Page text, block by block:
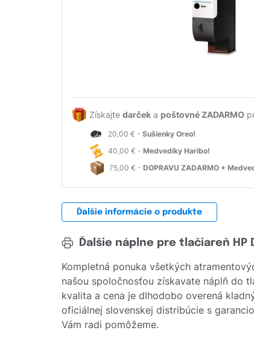
Získajte darček a poštovné ZADARMO
20,00 € - Sušienky Oreo!
40,00 € - Medvedíky Haribo!
75,00 € - DOPRAVU ZADARMO +
Ďalšie informácie o produkte
Ďalšie náplne pre tlačiareň HP
Kompletná ponuka všetkých
našou spoločnosťou získavate náplň do
kvalita a cena je dlhodobo overená
oficiálnej slovenskej distribúcie s
Vám radi pomôžeme.